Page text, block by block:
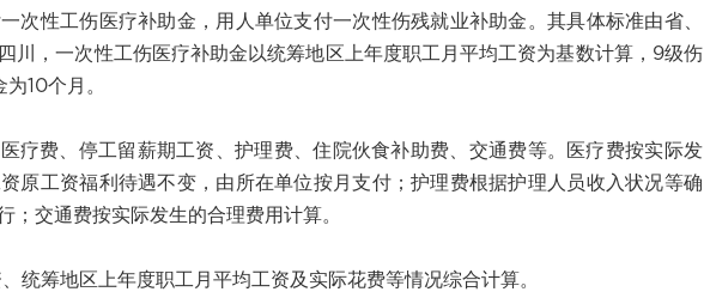
次性工伤医疗补助金，用人单位支付一次性伤残就业补助金。其具体标准由省、
川，一次性工伤医疗补助金以统筹地区上年度职工月平均工资为基数计算，9级伤
10个月。
费、停工留薪期工资、护理费、住院伙食补助费、交通费等。医疗费按实际发
原工资福利待遇不变，由所在单位按月支付；护理费根据护理人员收入状况等确
；交通费按实际发生的合理费用计算。
筹地区上年度职工月平均工资及实际花费等情况综合计算。